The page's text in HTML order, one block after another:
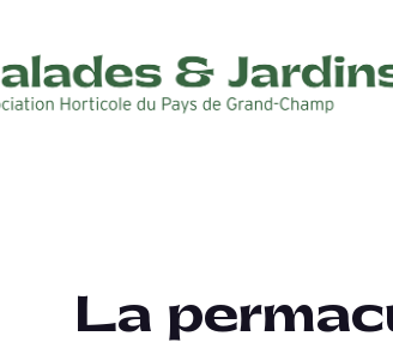
La